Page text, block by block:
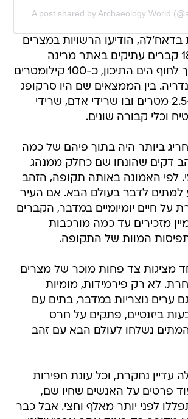
A post shared by Archaeology World
בדאח'לה, הודיעו הרשויות במצרים
גם על חשיפת 18 קברים עתיקים באתר מרינה
אל-עלמיין, סמוך לחוף הים התיכון, כ-100 קילומטרים
בין הממצאים שם היו סרקופג
גרניט באורך כ-2.5 מטרים ובו שרידי אדם, שרידי
וכלי קבורה שונים.
ביותר היה בתוך פיהם של כמה
דקים שהונחו שם כחלק ממנהג
לפי האמונה באותה תקופה, הזהב
למתים לדבר בעולם הבא. אם העיר
חיים יומיומיים במדבר, הקברים
מזכירים עד כמה מורכבות
תפיסות המוות של התקופה.
מציגות צד פחות מוכר של מצרים
לא רק פירמידות, מומיות
ערים נוצריות במדבר, בתים עם
ביזנטיים, פתקים על חרס
נשלחו לעולם הבא עם זהב
עדיין נחקרת, וכל עונת חפירות
פרטים על האנשים שחיו שם,
לפני יותר מאלף וחצי. אבל כבר